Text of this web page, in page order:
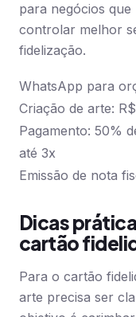
para negócios
controlar melhor
fidelização.
WhatsApp para
Criação de arte:
Pagamento: 50%
até 3x
Emissão de nota
Dicas
cartão
Para o cartão
arte precisa ser